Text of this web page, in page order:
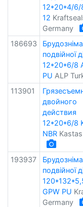
12*20*4/6/
12
Germany
186693
подвійної
12*20*6/8
PU ALP
113901
двойного
действия
12*20*6/8
NBR
193937
подвійної
GPW PU
Germany